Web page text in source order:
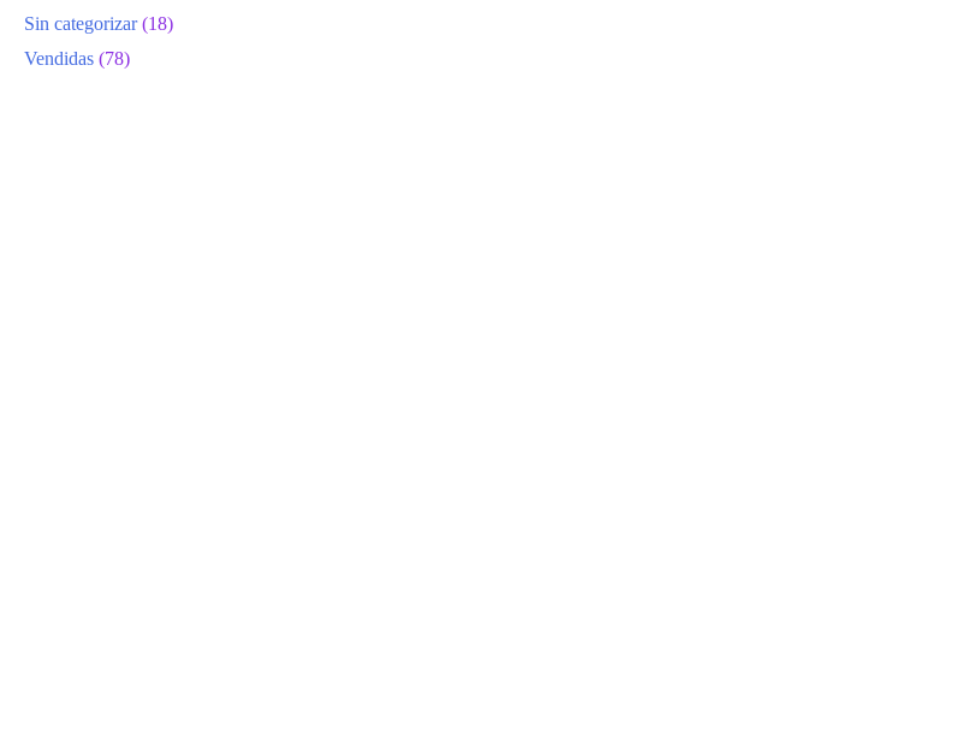
Sin categorizar (18)
Vendidas (78)